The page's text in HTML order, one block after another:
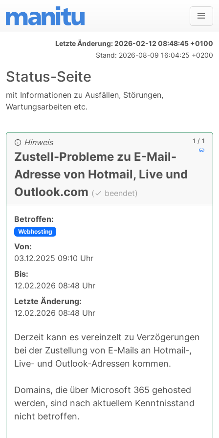
Letzte Änderung:2026-02-12 08:48:45 +0100
Stand: 2026-08-09 16:04:25 +0200
Status-Seite
mit Informationen zu Ausfällen, Störungen,
Wartungsarbeiten etc.
1 / 1
Hinweis
Zustell-Probleme zu E-Mail-
Adresse von Hotmail, Live und
Outlook.com ( beendet)
Betroffen:
Webhosting
Von:
03.12.2025 09:10 Uhr
Bis:
12.02.2026 08:48 Uhr
Letzte Änderung:
12.02.2026 08:48 Uhr
Derzeit kann es vereinzelt zu Verzögerungen
bei der Zustellung von E-Mails an Hotmail-,
Live- und Outlook-Adressen kommen.
Domains, die über Microsoft 365 gehosted
werden, sind nach aktuellem Kenntnisstand
nicht betroffen.